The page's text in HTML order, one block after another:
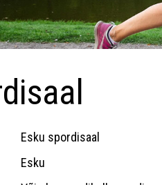
Esku spordisaal
Esku